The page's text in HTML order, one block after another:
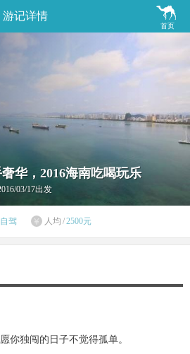

首页
游记详情
华，2016海南吃喝玩乐
03/17出发
自驾  人均 /2500元
你独闯的日子不觉得孤单。